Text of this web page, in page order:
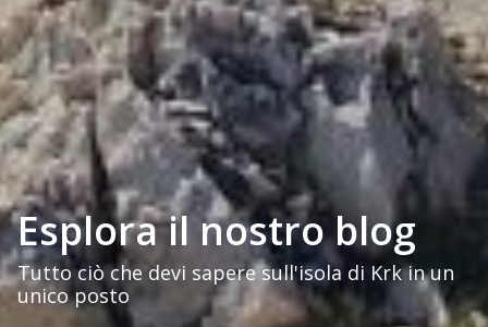
Esplora il nostro blog
Tutto ciò che devi sapere sull'isola di Krk in un
unico posto